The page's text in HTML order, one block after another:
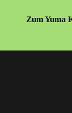
Zum Yuma